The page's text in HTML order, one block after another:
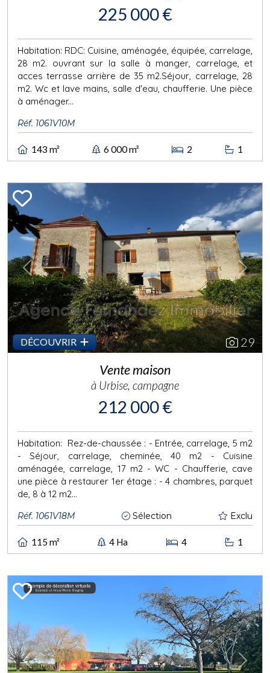
225 000 €
Habitation: RDC: Cuisine, aménagée, équipée, carrelage,
28 m2. ouvrant sur la salle à manger, carrelage, et
acces terrasse arrière de 35 m2.Séjour, carrelage, 28
m2. Wc et lave mains, salle d'eau, chaufferie. Une pièce
à aménager...
Réf. 1061V10M
143 m² 6 000 m² 2 1
Previous Next
DÉCOUVRIR 29
Vente maison
à Urbise, campagne
212 000 €
Habitation: Rez-de-chaussée : - Entrée, carrelage, 5 m2
- Séjour, carrelage, cheminée, 40 m2 - Cuisine
aménagée, carrelage, 17 m2 - WC - Chaufferie, cave
une pièce à restaurer 1er étage : - 4 chambres, parquet
de, 8 à 12 m2...
Réf. 1061V18M Sélection Exclu
115 m² 4 Ha 4 1
Previous Next